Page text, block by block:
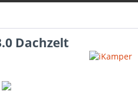
Dachzelt